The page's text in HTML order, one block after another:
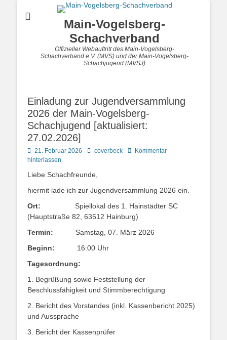
Main-Vogelsberg-
Schachverband
Offizieller Webauftritt des Main-Vogelsberg-
Schachverband e.V. (MVS) und der Main-Vogelsberg-
Schachjugend (MVSJ)
Einladung zur Jugendversammlung
2026 der Main-Vogelsberg-
Schachjugend [aktualisiert:
27.02.2026]
Posted
on
21. Februar 2026 Autorcoverbeck
Kommentar
hinterlassen
Liebe Schachfreunde,
hiermit lade ich zur Jugendversammlung 2026 ein.
Ort:
Spiellokal des 1. Hainstädter SC
(Hauptstraße 82, 63512 Hainburg)
Termin: Samstag, 07. März 2026
Beginn: 16:00 Uhr
Tagesordnung:
1. Begrüßung sowie Feststellung der
Beschlussfähigkeit und Stimmberechtigung
2. Bericht des Vorstandes (inkl. Kassenbericht 2025)
und Aussprache
3. Bericht der Kassenprüfer